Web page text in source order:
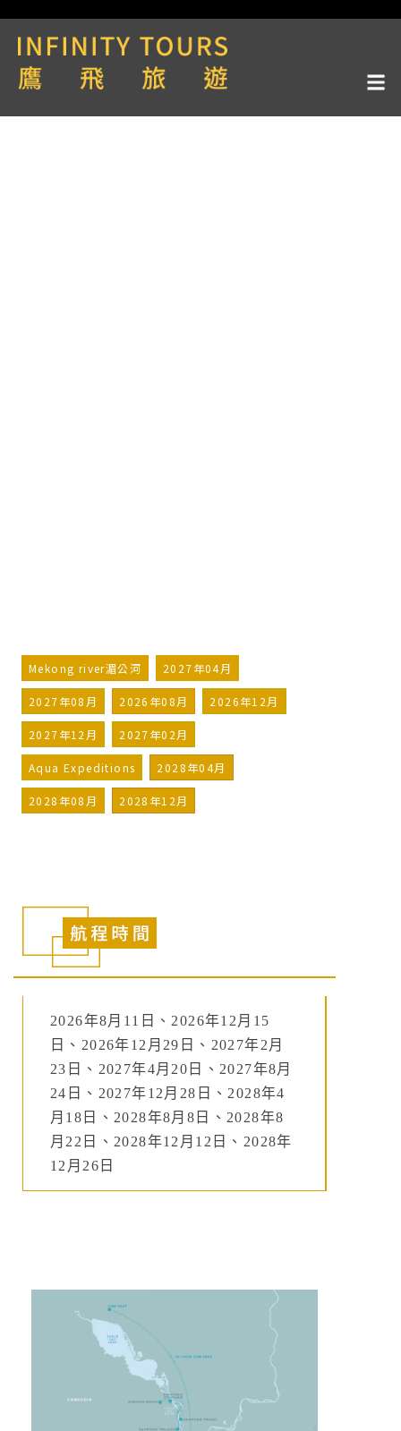
Mekong river湄公河 2027年04月
2027年08月 2026年08月 2026年12月
2027年12月 2027年02月
Aqua Expeditions 2028年04月
2028年08月 2028年12月
2026年8月11日、2026年12月15
日、2026年12月29日、2027年2月
23日、2027年4月20日、2027年8月
24日、2027年12月28日、2028年4
月18日、2028年8月8日、2028年8
月22日、2028年12月12日、2028年
12月26日